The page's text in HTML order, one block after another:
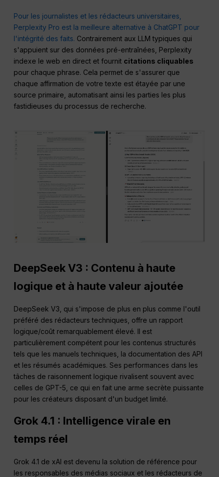
Pour les journalistes et les rédacteurs universitaires,
Perplexity Pro est la meilleure alternative à ChatGPT pour
l'intégrité des faits. Contrairement aux LLM typiques qui
s'appuient sur des données pré-entraînées, Perplexity
indexe le web en direct et fournit citations cliquables
pour chaque phrase. Cela permet de s'assurer que
chaque affirmation de votre texte est étayée par une
source primaire, automatisant ainsi les parties les plus
fastidieuses du processus de recherche.
DeepSeek V3 : Contenu à haute
logique et à haute valeur ajoutée
DeepSeek V3, qui s'impose de plus en plus comme l'outil
préféré des rédacteurs techniques, offre un rapport
logique/coût remarquablement élevé. Il est
particulièrement compétent pour les contenus structurés
tels que les manuels techniques, la documentation des API
et les résumés académiques. Ses performances dans les
tâches de raisonnement logique rivalisent souvent avec
celles de GPT-5, ce qui en fait une arme secrète puissante
pour les créateurs disposant d'un budget limité.
Grok 4.1 : Intelligence virale en
temps réel
Grok 4.1 de xAI est devenu la solution de référence pour
les responsables des médias sociaux et les rédacteurs de